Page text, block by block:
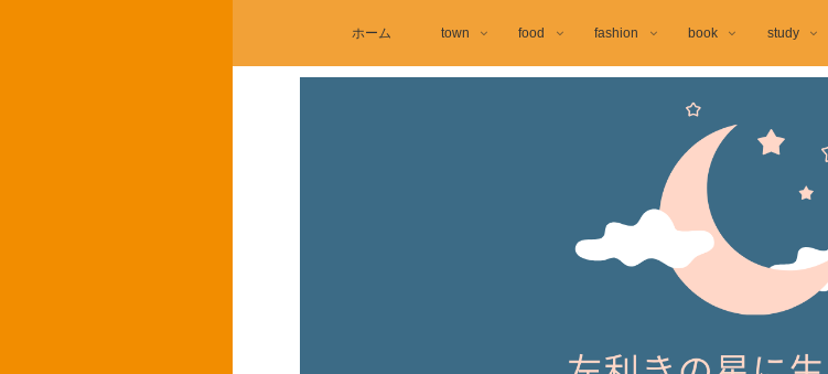
ホーム town food fashion book study